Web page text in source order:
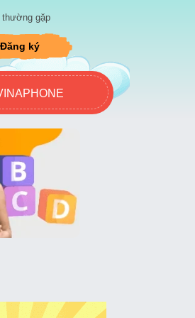
thường gặp
Đăng ký